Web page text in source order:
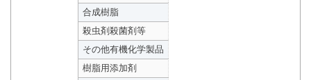
合成樹脂
殺虫剤殺菌剤等
その他有機化学製品
樹脂用添加剤